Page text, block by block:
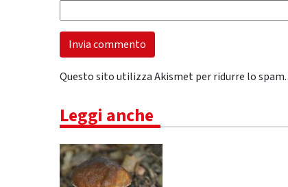
Questo sito utilizza Akismet per ridurre lo spam.
Leggi anche